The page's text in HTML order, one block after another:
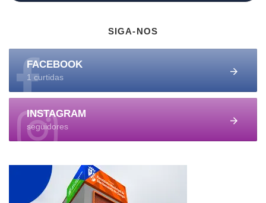
SIGA-NOS
FACEBOOK
1 curtidas
INSTAGRAM
seguidores